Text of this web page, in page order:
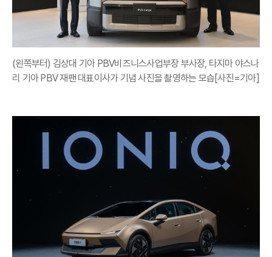
(왼쪽부터) 김상대 기아 PBV비즈니스사업부장 부사장, 타지마 야스나
리 기아 PBV 재팬 대표이사가 기념 사진을 촬영하는 모습[사진=기아]